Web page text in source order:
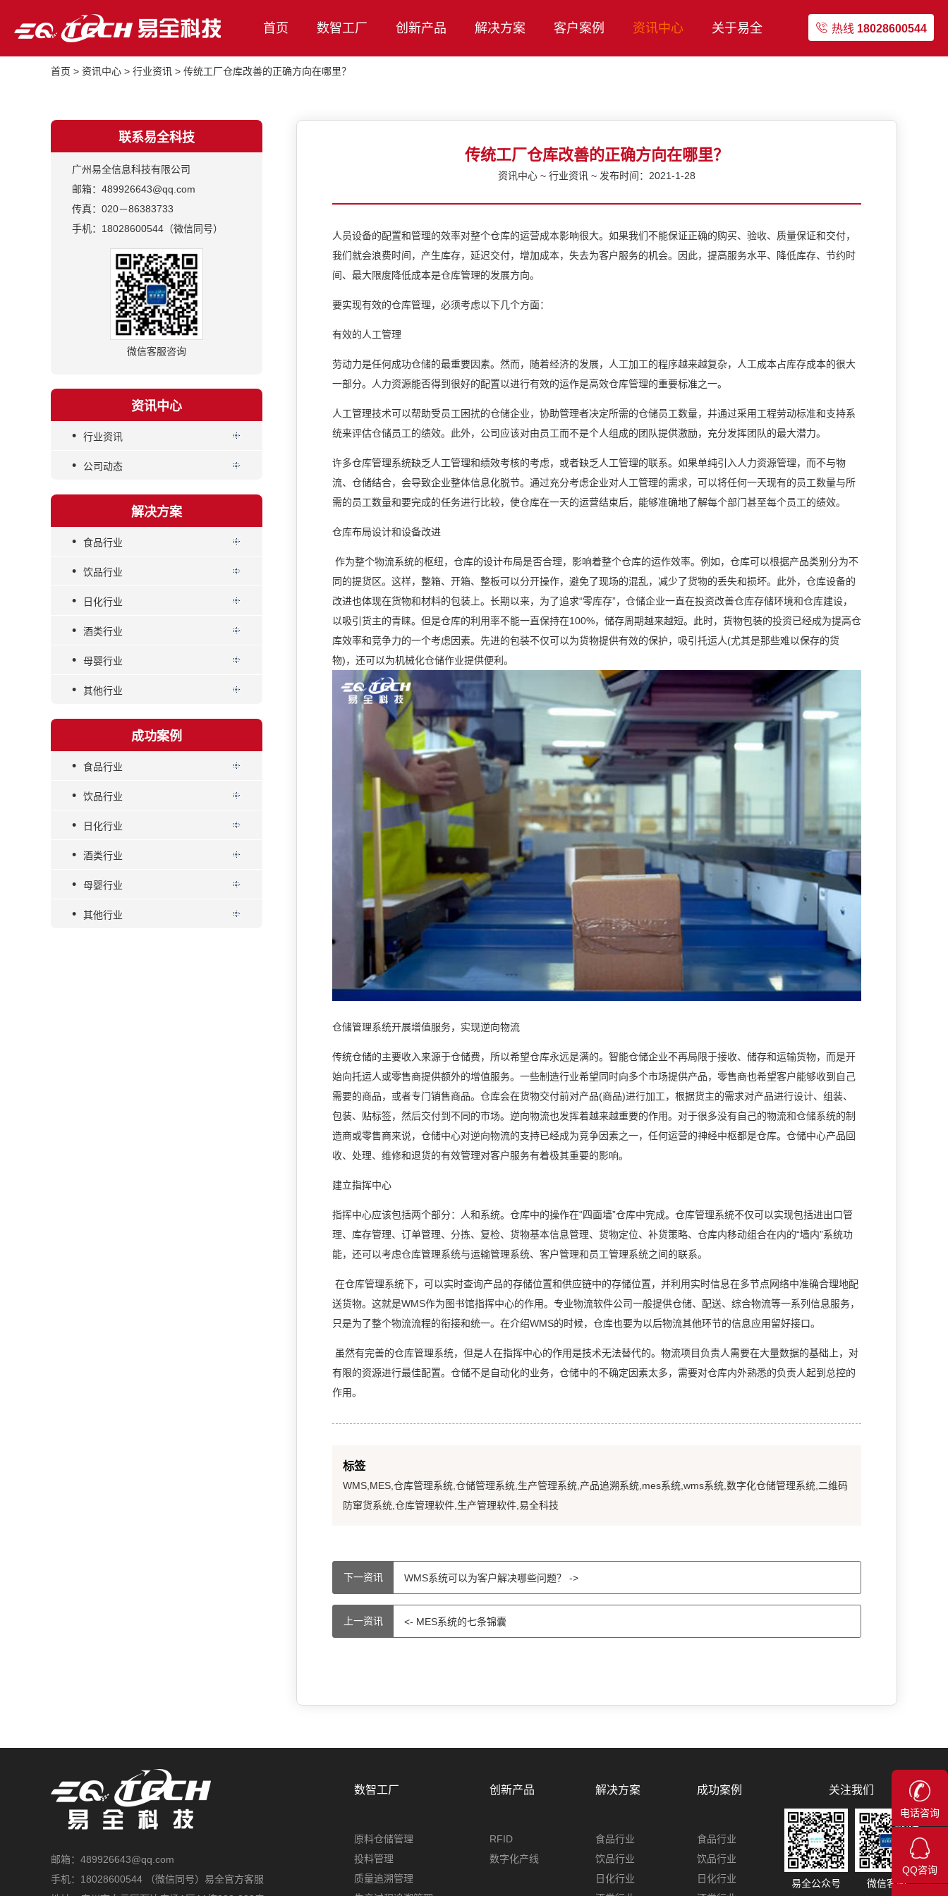
热线 18028600544
首页 数智工厂 创新产品 解决方案 客户案例 资讯中心 关于易全
首页 > 资讯中心 > 行业资讯 > 传统工厂仓库改善的正确方向在哪里？
联系易全科技
广州易全信息科技有限公司
邮箱：489926643@qq.com
传真：020－86383733
手机：18028600544（微信同号）
微信客服咨询
资讯中心
• 行业资讯
• 公司动态
解决方案
• 食品行业
• 饮品行业
• 日化行业
• 酒类行业
• 母婴行业
• 其他行业
成功案例
• 食品行业
• 饮品行业
• 日化行业
• 酒类行业
• 母婴行业
• 其他行业
传统工厂仓库改善的正确方向在哪里？
资讯中心 ~ 行业资讯 ~ 发布时间：2021-1-28
人员设备的配置和管理的效率对整个仓库的运营成本影响很大。如果我们不能保证正确的购买、验收、质量保证和交付，
我们就会浪费时间，产生库存，延迟交付，增加成本，失去为客户服务的机会。因此，提高服务水平、降低库存、节约时
间、最大限度降低成本是仓库管理的发展方向。
要实现有效的仓库管理，必须考虑以下几个方面：
有效的人工管理
劳动力是任何成功仓储的最重要因素。然而，随着经济的发展，人工加工的程序越来越复杂，人工成本占库存成本的很大
一部分。人力资源能否得到很好的配置以进行有效的运作是高效仓库管理的重要标准之一。
人工管理技术可以帮助受员工困扰的仓储企业，协助管理者决定所需的仓储员工数量，并通过采用工程劳动标准和支持系
统来评估仓储员工的绩效。此外，公司应该对由员工而不是个人组成的团队提供激励，充分发挥团队的最大潜力。
许多仓库管理系统缺乏人工管理和绩效考核的考虑，或者缺乏人工管理的联系。如果单纯引入人力资源管理，而不与物
流、仓储结合，会导致企业整体信息化脱节。通过充分考虑企业对人工管理的需求，可以将任何一天现有的员工数量与所
需的员工数量和要完成的任务进行比较，使仓库在一天的运营结束后，能够准确地了解每个部门甚至每个员工的绩效。
仓库布局设计和设备改进
作为整个物流系统的枢纽，仓库的设计布局是否合理，影响着整个仓库的运作效率。例如，仓库可以根据产品类别分为不
同的提货区。这样，整箱、开箱、整板可以分开操作，避免了现场的混乱，减少了货物的丢失和损坏。此外，仓库设备的
改进也体现在货物和材料的包装上。长期以来，为了追求“零库存”，仓储企业一直在投资改善仓库存储环境和仓库建设，
以吸引货主的青睐。但是仓库的利用率不能一直保持在100%，储存周期越来越短。此时，货物包装的投资已经成为提高仓
库效率和竞争力的一个考虑因素。先进的包装不仅可以为货物提供有效的保护，吸引托运人(尤其是那些难以保存的货
物)，还可以为机械化仓储作业提供便利。
仓储管理系统开展增值服务，实现逆向物流
传统仓储的主要收入来源于仓储费，所以希望仓库永远是满的。智能仓储企业不再局限于接收、储存和运输货物，而是开
始向托运人或零售商提供额外的增值服务。一些制造行业希望同时向多个市场提供产品，零售商也希望客户能够收到自己
需要的商品，或者专门销售商品。仓库会在货物交付前对产品(商品)进行加工，根据货主的需求对产品进行设计、组装、
包装、贴标签，然后交付到不同的市场。逆向物流也发挥着越来越重要的作用。对于很多没有自己的物流和仓储系统的制
造商或零售商来说，仓储中心对逆向物流的支持已经成为竞争因素之一，任何运营的神经中枢都是仓库。仓储中心产品回
收、处理、维修和退货的有效管理对客户服务有着极其重要的影响。
建立指挥中心
指挥中心应该包括两个部分：人和系统。仓库中的操作在“四面墙”仓库中完成。仓库管理系统不仅可以实现包括进出口管
理、库存管理、订单管理、分拣、复检、货物基本信息管理、货物定位、补货策略、仓库内移动组合在内的“墙内”系统功
能，还可以考虑仓库管理系统与运输管理系统、客户管理和员工管理系统之间的联系。
在仓库管理系统下，可以实时查询产品的存储位置和供应链中的存储位置，并利用实时信息在多节点网络中准确合理地配
送货物。这就是WMS作为图书馆指挥中心的作用。专业物流软件公司一般提供仓储、配送、综合物流等一系列信息服务，
只是为了整个物流流程的衔接和统一。在介绍WMS的时候，仓库也要为以后物流其他环节的信息应用留好接口。
虽然有完善的仓库管理系统，但是人在指挥中心的作用是技术无法替代的。物流项目负责人需要在大量数据的基础上，对
有限的资源进行最佳配置。仓储不是自动化的业务，仓储中的不确定因素太多，需要对仓库内外熟悉的负责人起到总控的
作用。
标签
WMS,MES,仓库管理系统,仓储管理系统,生产管理系统,产品追溯系统,mes系统,wms系统,数字化仓储管理系统,二维码
防窜货系统,仓库管理软件,生产管理软件,易全科技
下一资讯 WMS系统可以为客户解决哪些问题？ ->
上一资讯 <- MES系统的七条锦囊
邮箱：489926643@qq.com
手机：18028600544 （微信同号）易全官方客服
数智工厂
原料仓储管理
投料管理
质量追溯管理
创新产品
RFID
数字化产线
解决方案
食品行业
饮品行业
日化行业
成功案例
食品行业
饮品行业
日化行业
关注我们
易全公众号 微信客服
电话咨询
QQ咨询